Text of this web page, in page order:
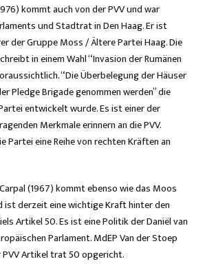
kommt auch von der PVV und war
und Stadtrat in Den Haag. Er ist
der Gruppe Moss / Ältere Partei Haag. Die
in einem Wahl “Invasion der Rumänen
“Die Überbelegung der Häuser
Pledge Brigade genommen werden” die
entwickelt wurde. Es ist einer der
Merkmale erinnern an die PVV.
Partei eine Reihe von rechten Kräften an
(1967) kommt ebenso wie das Moos
ist derzeit eine wichtige Kraft hinter den
Artikel 50. Es ist eine Politik der Daniël van
Parlament. MdEP Van der Stoep
Artikel trat 50 opgericht.